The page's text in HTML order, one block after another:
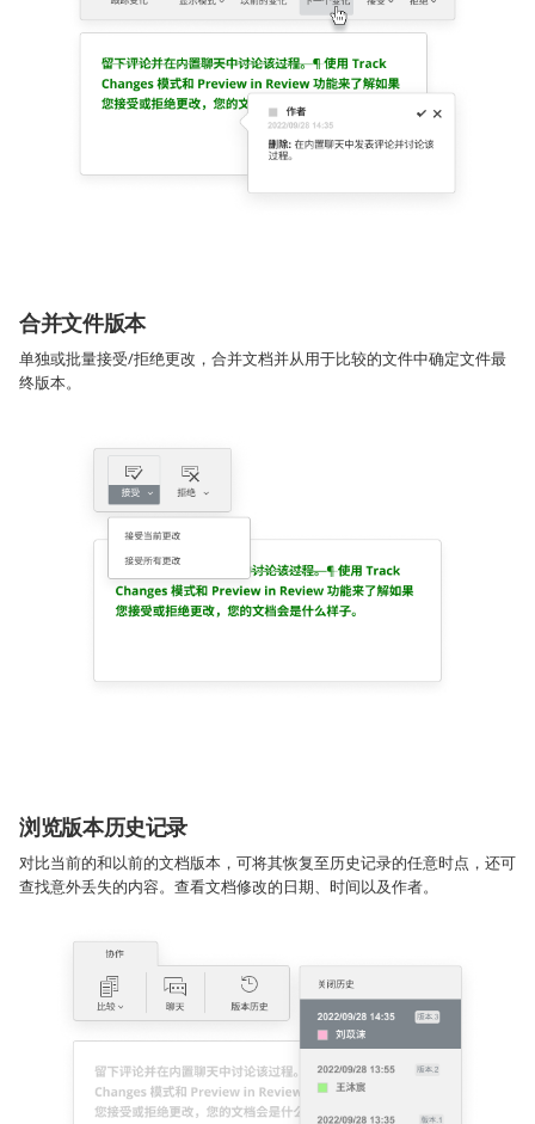
合并文件版本
单独或批量接受/拒绝更改，合并文档并从用于比较的文件中确定文件最
终版本。
浏览版本历史记录
对比当前的和以前的文档版本，可将其恢复至历史记录的任意时点，还可
查找意外丢失的内容。查看文档修改的日期、时间以及作者。